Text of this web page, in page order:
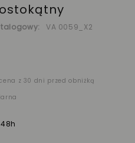
VA 0059_X2
z 30 dni przed obniżką